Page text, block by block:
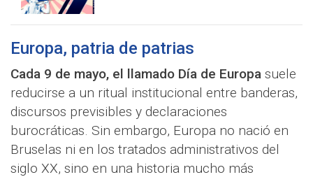
Europa, patria de patrias
Cada 9 de mayo, el llamado Día de Europa suele
reducirse a un ritual institucional entre banderas,
discursos previsibles y declaraciones
burocráticas. Sin embargo, Europa no nació en
Bruselas ni en los tratados administrativos del
siglo XX, sino en una historia mucho más